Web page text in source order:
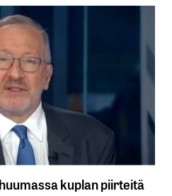
kuplan piirteitä